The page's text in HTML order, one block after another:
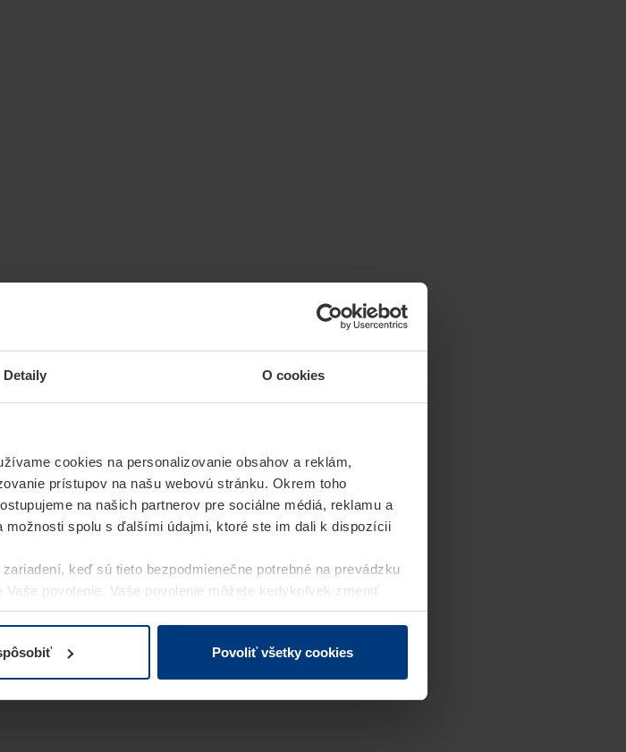
Detaily O cookies
cookies na personalizovanie obsahov a reklám,
prístupov na našu webovú stránku. Okrem toho
na našich partnerov pre sociálne médiá, reklamu a
spolu s ďalšími údajmi, ktoré ste im dali k dispozícii
keď sú tieto bezpodmienečne potrebné na prevádzku
povolenie. Vaše povolenie môžete kedykoľvek zmeniť
o ochrane osobných údajovnašej webovej stránky.
Povoliť všetky cookies